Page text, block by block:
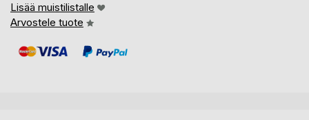
Lisää muistilistalle
Arvostele tuote